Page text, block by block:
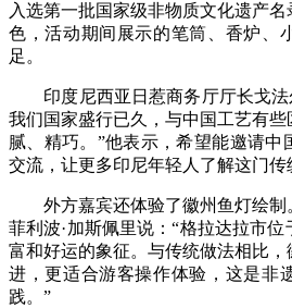
入选第一批国家级非物质文化遗产
色，活动期间展示的笔筒、香炉、
足。
印度尼西亚日惹商务厅厅长戈法
我们国家盛行已久，与中国工艺有
腻、精巧。”他表示，希望能邀请中
交流，让更多印尼年轻人了解这门传
外方嘉宾还体验了徽州鱼灯绘制
菲利波·加斯佩里说：“格拉达拉市
富和好运的象征。与传统做法相比
进，更适合游客操作体验，这是非
践。”